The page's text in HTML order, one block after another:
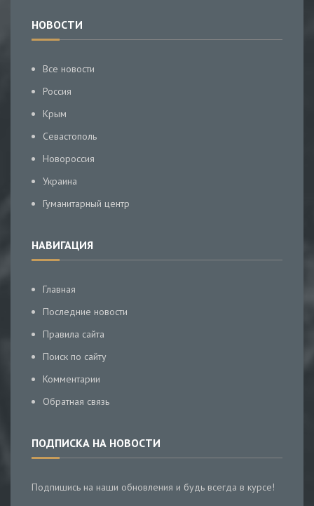
НОВОСТИ
Все новости
Россия
Крым
Севастополь
Новороссия
Украина
Гуманитарный центр
НАВИГАЦИЯ
Главная
Последние новости
Правила сайта
Поиск по сайту
Комментарии
Обратная связь
ПОДПИСКА НА НОВОСТИ
Подпишись на наши обновления и будь всегда в курсе!